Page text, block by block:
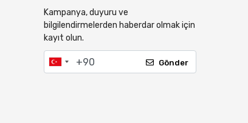
Kampanya, duyuru ve
bilgilendirmelerden haberdar olmak için
kayıt olun.
Gönder